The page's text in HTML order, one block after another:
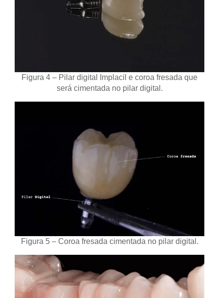
Figura 4 – Pilar digital Implacil e coroa fresada que
será cimentada no pilar digital.
Figura 5 – Coroa fresada cimentada no pilar digital.